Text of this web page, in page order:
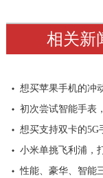
相关新
想买苹果手机的冲
初次尝试智能手表
想买支持双卡的5G
小米单挑飞利浦，
性能、豪华、智能